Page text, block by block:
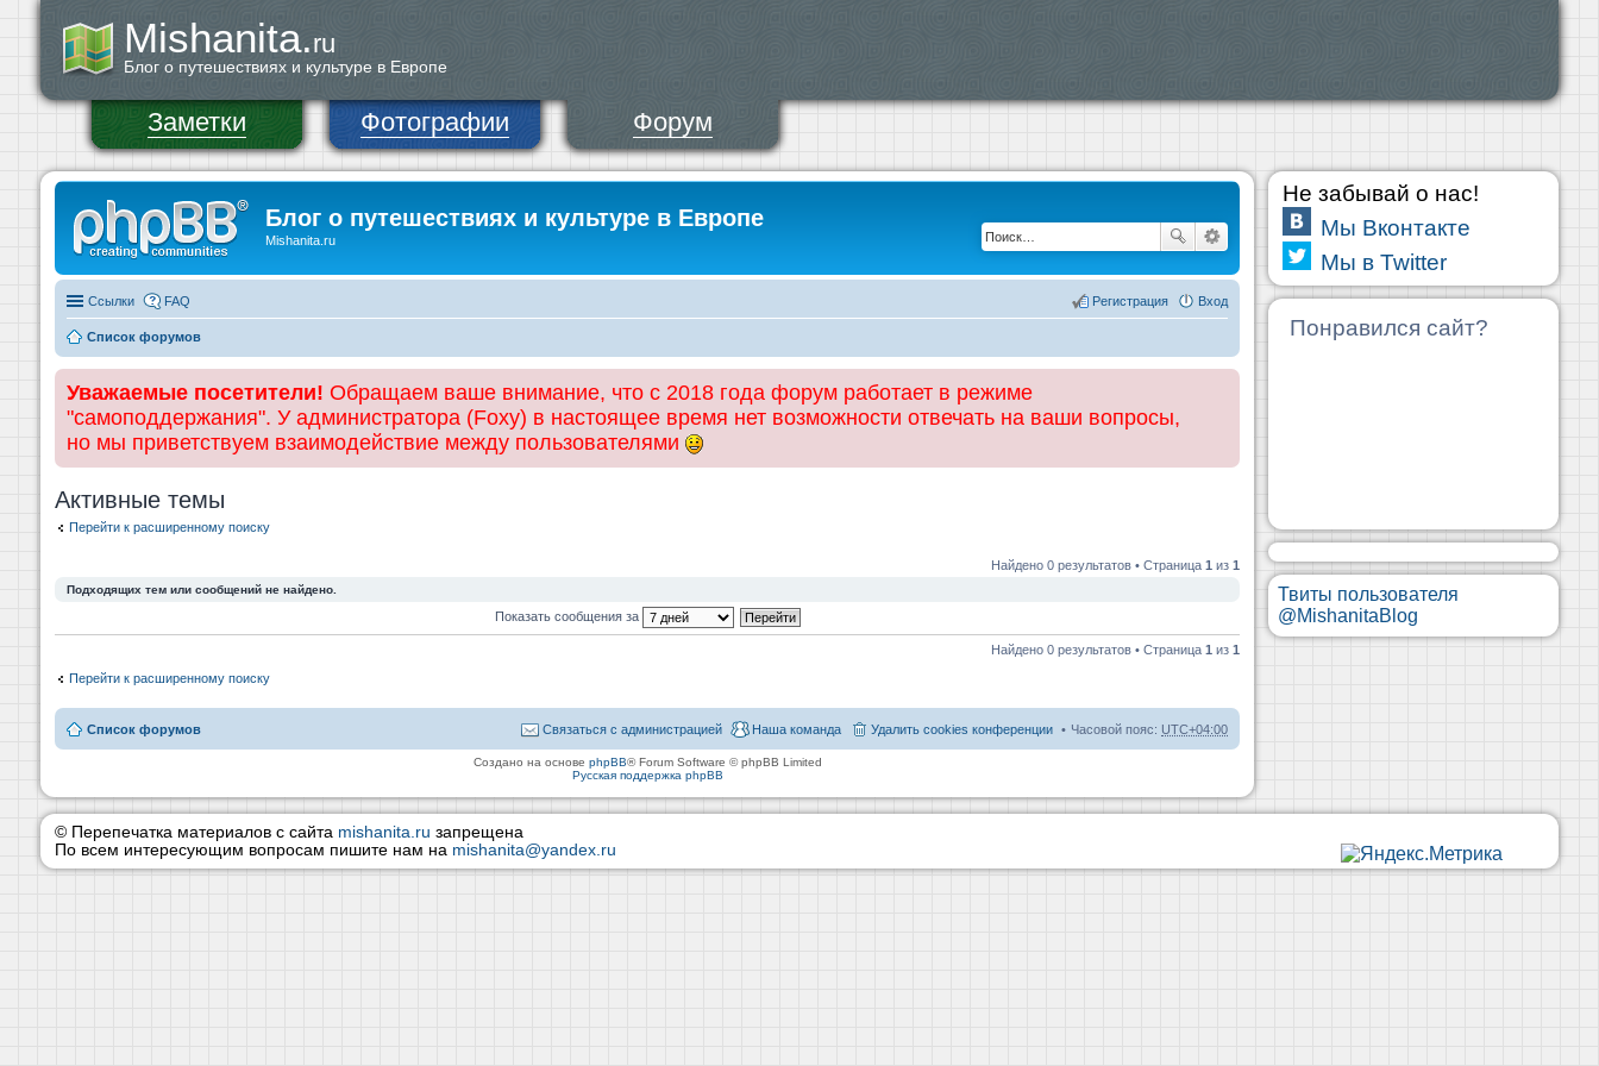
Mishanita.ru
Блог о путешествиях и культуре в Европе
Заметки Фотографии Форум
Блог о путешествиях и культуре в Европе
Mishanita.ru
Ссылки FAQ Вход
Регистрация
Список форумов
Уважаемые посетители! Обращаем ваше внимание, что с 2018 года форум работает в режиме
"самоподдержания". У администратора (Foxy) в настоящее время нет возможности отвечать на ваши вопросы,
но мы приветствуем взаимодействие между пользователями
Активные темы
Перейти к расширенному поиску
Найдено 0 результатов • Страница 1 из 1
Подходящих тем или сообщений не найдено.
Показать сообщения за
Найдено 0 результатов • Страница 1 из 1
Перейти к расширенному поиску
Список форумов Часовой пояс: UTC+04:00
Удалить cookies конференции
Наша команда
Связаться с администрацией
Создано на основе phpBB® Forum Software © phpBB Limited
Русская поддержка phpBB
Не забывай о нас!
Мы Вконтакте
Мы в Twitter
Понравился сайт?
Твиты пользователя
@MishanitaBlog
© Перепечатка материалов с сайта mishanita.ru запрещена
По всем интересующим вопросам пишите нам на mishanita@yandex.ru